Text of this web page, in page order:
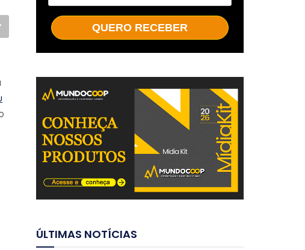
QUERO RECEBER
ÚLTIMAS NOTÍCIAS